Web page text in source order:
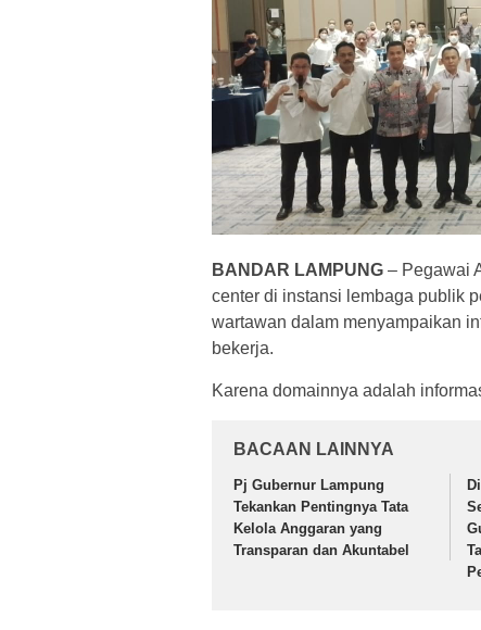
BANDAR LAMPUNG – Pegawai
center di instansi lembaga publik
wartawan dalam menyampaikan
bekerja.
Karena domainnya adalah
BACAAN LAINNYA
Pj Gubernur Lampung
Tekankan Pentingnya Tata
Kelola Anggaran yang
Transparan dan Akuntabel